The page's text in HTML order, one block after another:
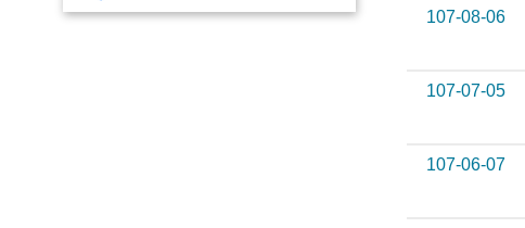
107-08-06
107-07-05
107-06-07